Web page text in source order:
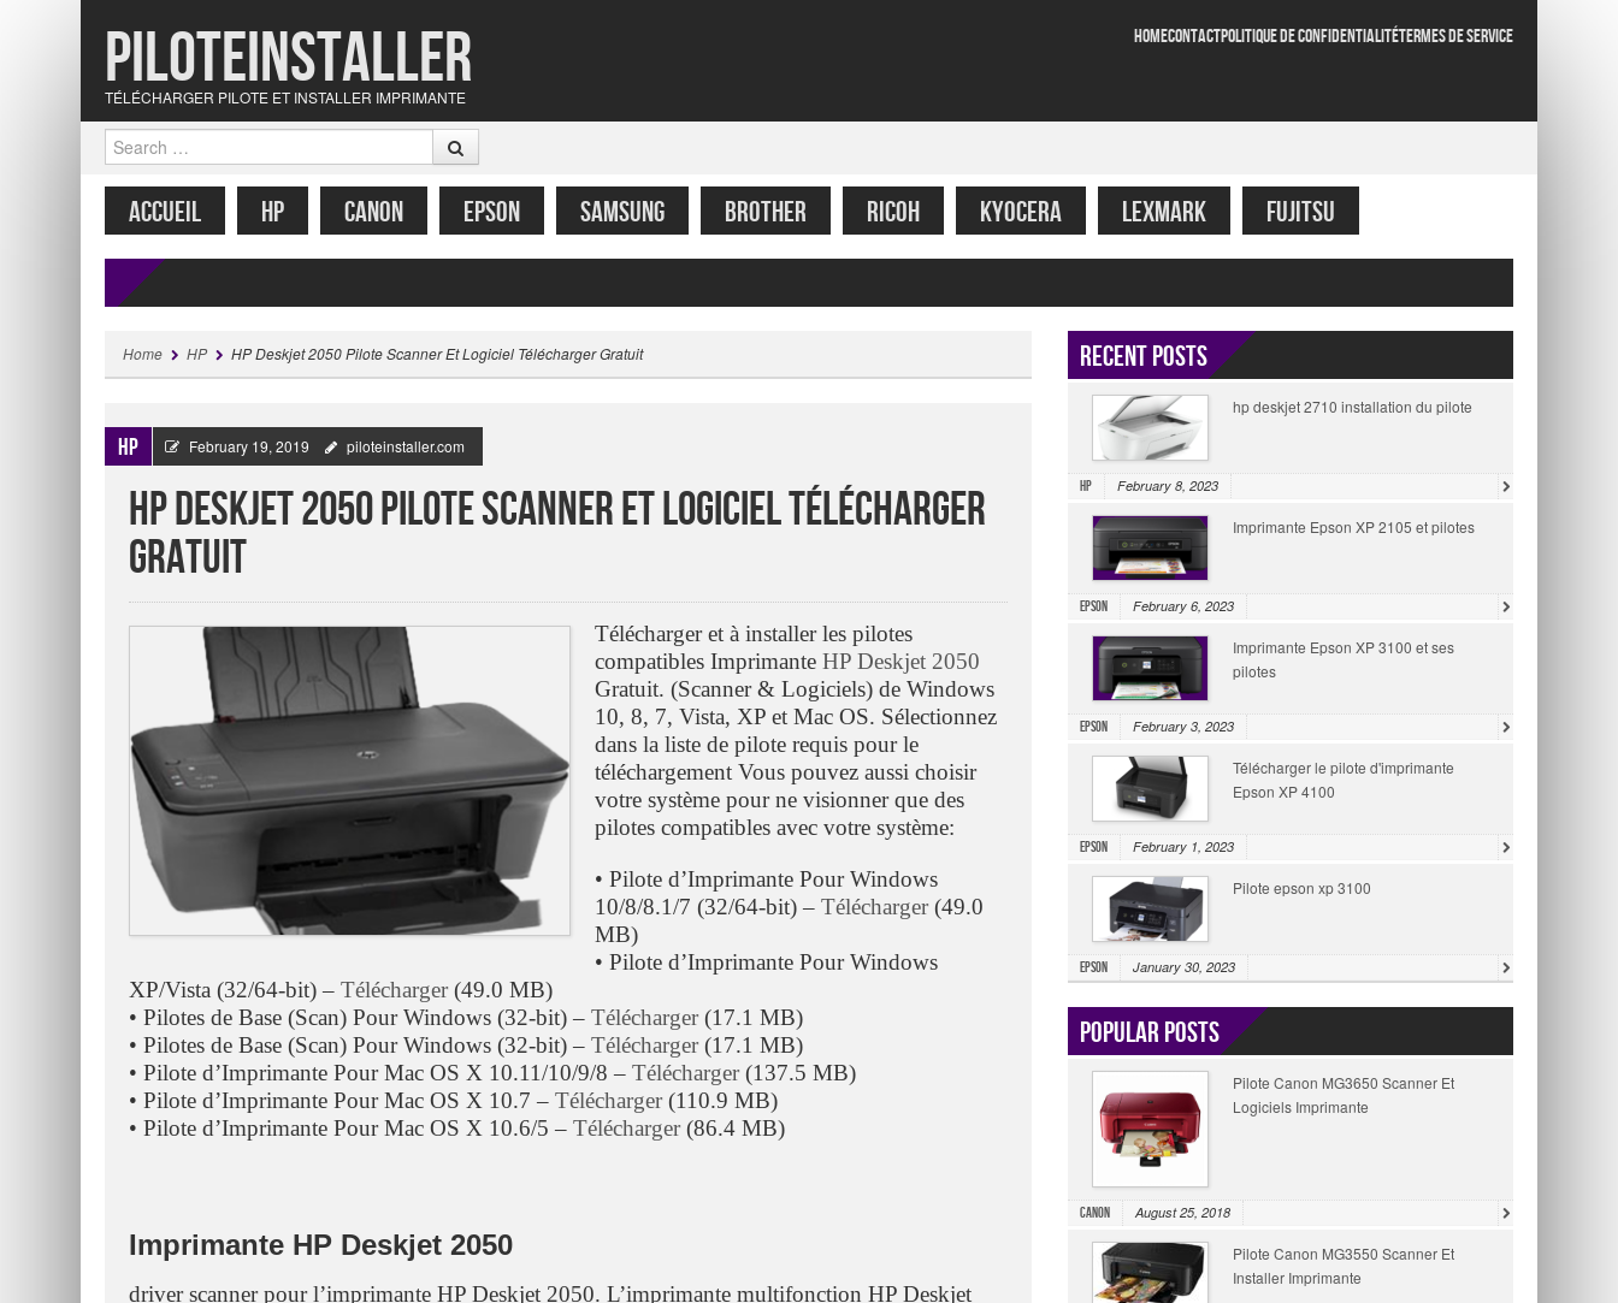
Piloteinstaller
TÉLÉCHARGER PILOTE ET INSTALLER IMPRIMANTE
HOMECONTACTPOLITIQUE DE CONFIDENTIALITÉTERMES DE SERVICE
Search
MENU
SKIP TO CONTENT
ACCUEIL HP CANON EPSON SAMSUNG BROTHER RICOH KYOCERA LEXMARK FUJITSU
Home HP HP Deskjet 2050 Pilote Scanner Et Logiciel Télécharger Gratuit
HP February 19, 2019 piloteinstaller.com
HP Deskjet 2050 Pilote Scanner Et Logiciel Télécharger
Gratuit
Télécharger et à installer les pilotes
compatibles Imprimante HP Deskjet 2050
Gratuit. (Scanner & Logiciels) de Windows
10, 8, 7, Vista, XP et Mac OS. Sélectionnez
dans la liste de pilote requis pour le
téléchargement Vous pouvez aussi choisir
votre système pour ne visionner que des
pilotes compatibles avec votre système:
• Pilote d’Imprimante Pour Windows
10/8/8.1/7 (32/64-bit) – Télécharger(49.0
MB)
• Pilote d’Imprimante Pour Windows
XP/Vista (32/64-bit) – Télécharger(49.0 MB)
• Pilotes de Base (Scan) Pour Windows (32-bit) – Télécharger(17.1 MB)
• Pilotes de Base (Scan) Pour Windows (32-bit) – Télécharger(17.1 MB)
• Pilote d’Imprimante Pour Mac OS X 10.11/10/9/8 – Télécharger(137.5 MB)
• Pilote d’Imprimante Pour Mac OS X 10.7 – Télécharger(110.9 MB)
• Pilote d’Imprimante Pour Mac OS X 10.6/5 – Télécharger(86.4 MB)
Imprimante HP Deskjet 2050
driver scanner pour l’imprimante HP Deskjet 2050. L’imprimante multifonction HP Deskjet
Recent Posts
hp deskjet 2710 installation du pilote
HP February 8, 2023
Imprimante Epson XP 2105 et pilotes
Epson February 6, 2023
Imprimante Epson XP 3100 et ses
pilotes
Epson February 3, 2023
Télécharger le pilote d'imprimante
Epson XP 4100
Epson February 1, 2023
Pilote epson xp 3100
Epson January 30, 2023
Popular Posts
Pilote Canon MG3650 Scanner Et
Logiciels Imprimante
Canon August 25, 2018
Pilote Canon MG3550 Scanner Et
Installer Imprimante